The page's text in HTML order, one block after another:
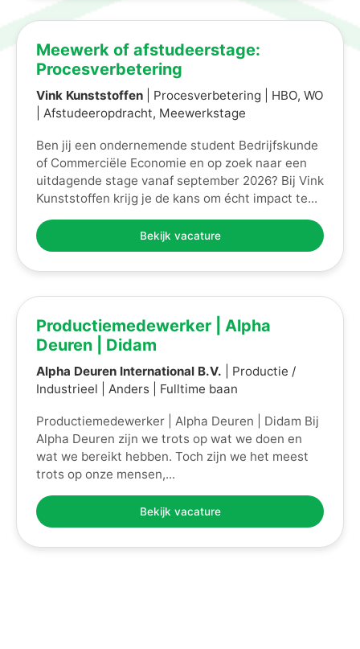
Meewerk of afstudeerstage:
Procesverbetering
Vink Kunststoffen | Procesverbetering | HBO, WO
| Afstudeeropdracht, Meewerkstage
Ben jij een ondernemende student Bedrijfskunde
of Commerciële Economie en op zoek naar een
uitdagende stage vanaf september 2026? Bij Vink
Kunststoffen krijg je de kans om écht impact te...
Bekijk vacature
Productiemedewerker | Alpha
Deuren | Didam
Alpha Deuren International B.V. | Productie /
Industrieel | Anders | Fulltime baan
Productiemedewerker | Alpha Deuren | Didam Bij
Alpha Deuren zijn we trots op wat we doen en
wat we bereikt hebben. Toch zijn we het meest
trots op onze mensen,...
Bekijk vacature